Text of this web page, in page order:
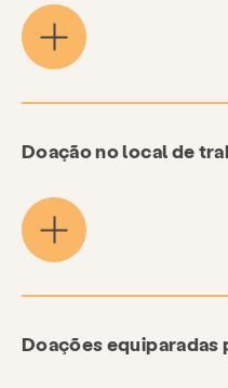
Recursos
Doação no local de
Doações